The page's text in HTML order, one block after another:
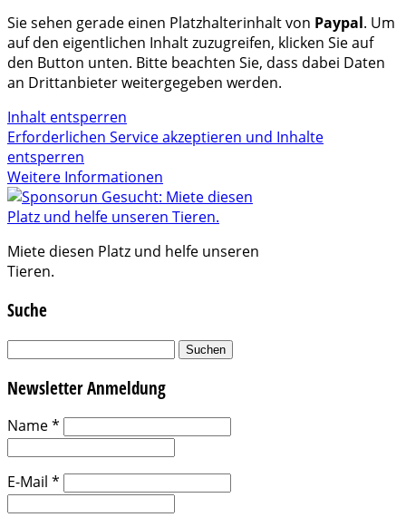
Sie sehen gerade einen Platzhalterinhalt von Paypal. Um
auf den eigentlichen Inhalt zuzugreifen, klicken Sie auf
den Button unten. Bitte beachten Sie, dass dabei Daten
an Drittanbieter weitergegeben werden.
Inhalt entsperren
Erforderlichen Service akzeptieren und Inhalte
entsperren
Weitere Informationen
Miete diesen Platz und helfe unseren
Tieren.
Suche
Suchen
Newsletter Anmeldung
Name*
E-Mail *